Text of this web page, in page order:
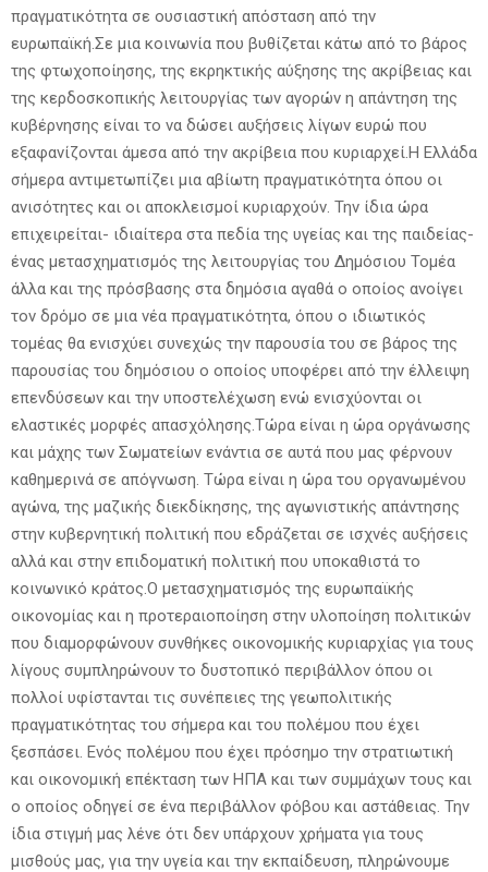
πραγματικότητα σε ουσιαστική απόσταση από την
ευρωπαϊκή.Σε μια κοινωνία που βυθίζεται κάτω από το βάρος
της φτωχοποίησης, της εκρηκτικής αύξησης της ακρίβειας και
της κερδοσκοπικής λειτουργίας των αγορών η απάντηση της
κυβέρνησης είναι το να δώσει αυξήσεις λίγων ευρώ που
εξαφανίζονται άμεσα από την ακρίβεια που κυριαρχεί.Η Ελλάδα
σήμερα αντιμετωπίζει μια αβίωτη πραγματικότητα όπου οι
ανισότητες και οι αποκλεισμοί κυριαρχούν. Την ίδια ώρα
επιχειρείται- ιδιαίτερα στα πεδία της υγείας και της παιδείας-
ένας μετασχηματισμός της λειτουργίας του Δημόσιου Τομέα
άλλα και της πρόσβασης στα δημόσια αγαθά ο οποίος ανοίγει
τον δρόμο σε μια νέα πραγματικότητα, όπου ο ιδιωτικός
τομέας θα ενισχύει συνεχώς την παρουσία του σε βάρος της
παρουσίας του δημόσιου ο οποίος υποφέρει από την έλλειψη
επενδύσεων και την υποστελέχωση ενώ ενισχύονται οι
ελαστικές μορφές απασχόλησης.Τώρα είναι η ώρα οργάνωσης
και μάχης των Σωματείων ενάντια σε αυτά που μας φέρνουν
καθημερινά σε απόγνωση. Τώρα είναι η ώρα του οργανωμένου
αγώνα, της μαζικής διεκδίκησης, της αγωνιστικής απάντησης
στην κυβερνητική πολιτική που εδράζεται σε ισχνές αυξήσεις
αλλά και στην επιδοματική πολιτική που υποκαθιστά το
κοινωνικό κράτος.Ο μετασχηματισμός της ευρωπαϊκής
οικονομίας και η προτεραιοποίηση στην υλοποίηση πολιτικών
που διαμορφώνουν συνθήκες οικονομικής κυριαρχίας για τους
λίγους συμπληρώνουν το δυστοπικό περιβάλλον όπου οι
πολλοί υφίστανται τις συνέπειες της γεωπολιτικής
πραγματικότητας του σήμερα και του πολέμου που έχει
ξεσπάσει. Ενός πολέμου που έχει πρόσημο την στρατιωτική
και οικονομική επέκταση των ΗΠΑ και των συμμάχων τους και
ο οποίος οδηγεί σε ένα περιβάλλον φόβου και αστάθειας. Την
ίδια στιγμή μας λένε ότι δεν υπάρχουν χρήματα για τους
μισθούς μας, για την υγεία και την εκπαίδευση, πληρώνουμε